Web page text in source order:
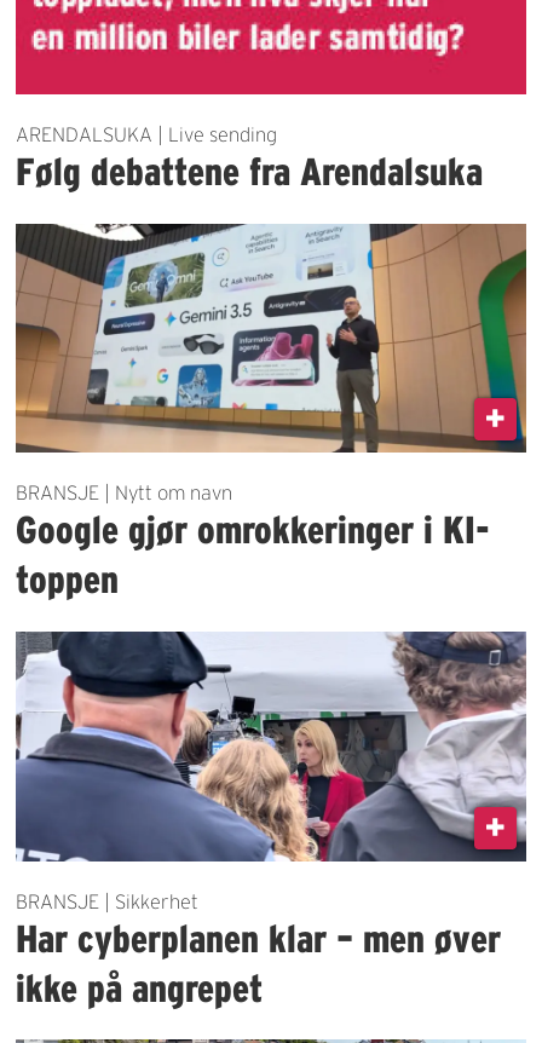
ARENDALSUKA | Live sending
Følg debattene fra Arendalsuka
BRANSJE | Nytt om navn
Google gjør omrokkeringer i KI-
toppen
BRANSJE | Sikkerhet
Har cyberplanen klar – men øver
ikke på angrepet